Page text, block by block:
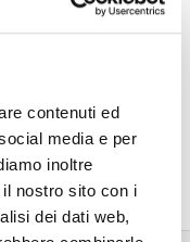
contenuti ed
media e per
inoltre
nostro sito con i
dei dati web,